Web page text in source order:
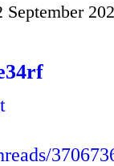
September